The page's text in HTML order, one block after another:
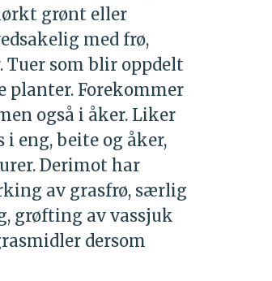
grønt eller
med frø,
Tuer som blir oppdelt
planter. Forekommer
også i åker. Liker
eng, beite og åker,
Derimot har
av grasfrø, særlig
grøfting av vassjuk
dersom